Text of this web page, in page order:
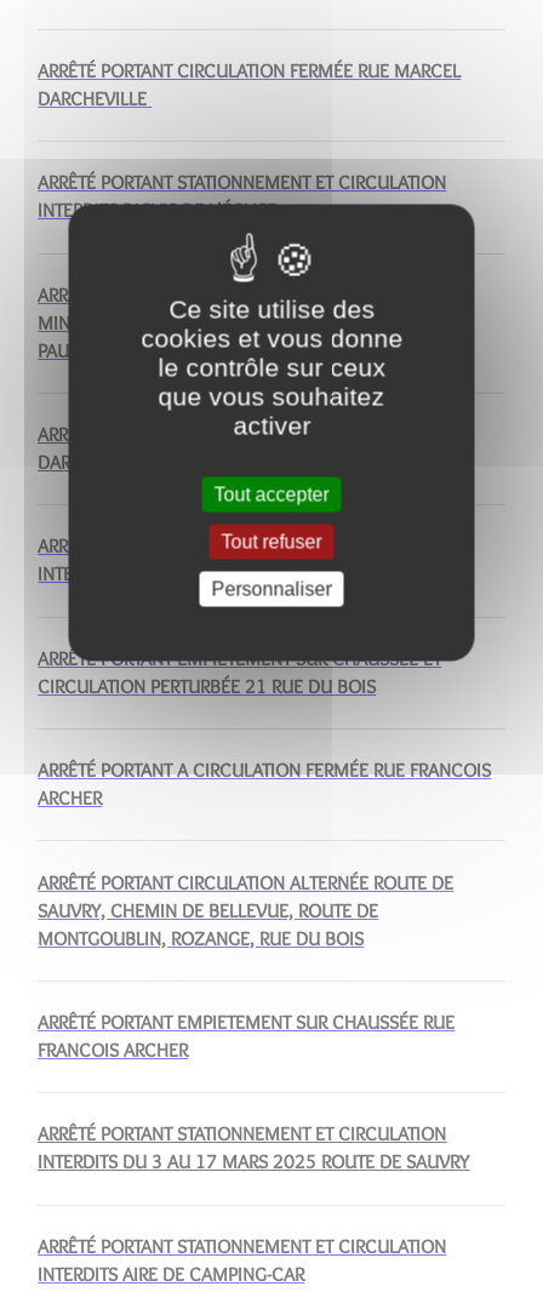
ARRÊTÉ PORTANT CIRCULATION FERMÉE RUE MARCEL
DARCHEVILLE
ARRÊTÉ PORTANT STATIONNEMENT ET CIRCULATION
INTERDITS PARVIS DE L'ÉGLISE
ARRÊTÉ PORTANT MOBILISATION DES PLACES ARRÊT
MINUTES, PLACE DE TAXI ET PARVIS DE L'ÉGLISE PLACE
PAUL DOUMER
ARRÊTÉ PORTANT CIRCULATION FERMÉE RUE MARCHEL
DARCHEVILLE
ARRÊTÉ PORTANT STATIONNEMENT ET CIRCULATION
INTERDITS RUE DU 04 SEPTEMBRE
ARRÊTÉ PORTANT EMPIÉTEMENT SUR CHAUSSÉE ET
CIRCULATION PERTURBÉE 21 RUE DU BOIS
ARRÊTÉ PORTANT A CIRCULATION FERMÉE RUE FRANCOIS
ARCHER
ARRÊTÉ PORTANT CIRCULATION ALTERNÉE ROUTE DE
SAUVRY, CHEMIN DE BELLEVUE, ROUTE DE
MONTGOUBLIN, ROZANGE, RUE DU BOIS
ARRÊTÉ PORTANT EMPIETEMENT SUR CHAUSSÉE RUE
FRANCOIS ARCHER
ARRÊTÉ PORTANT STATIONNEMENT ET CIRCULATION
INTERDITS DU 3 AU 17 MARS 2025 ROUTE DE SAUVRY
ARRÊTÉ PORTANT STATIONNEMENT ET CIRCULATION
INTERDITS AIRE DE CAMPING-CAR
Ce site utilise des
cookies et vous donne
le contrôle sur ceux
que vous souhaitez
activer
Tout accepter
Tout refuser
Personnaliser